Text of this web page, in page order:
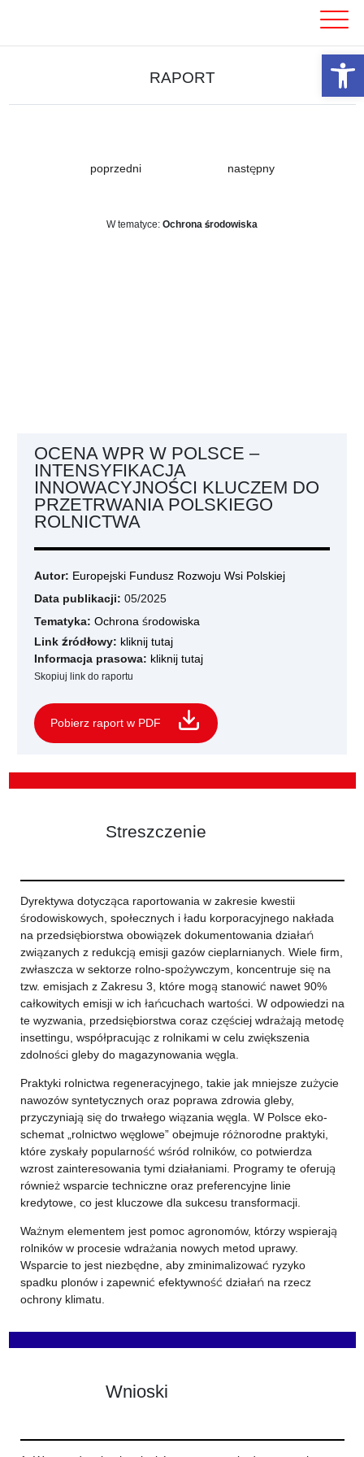
RAPORT
poprzedni następny
W tematyce: Ochrona środowiska
OCENA WPR W POLSCE –
INTENSYFIKACJA
INNOWACYJNOŚCI KLUCZEM DO
PRZETRWANIA POLSKIEGO
ROLNICTWA
Autor: Europejski Fundusz Rozwoju Wsi Polskiej
Data publikacji: 05/2025
Tematyka: Ochrona środowiska
Link źródłowy: kliknij tutaj
Informacja prasowa: kliknij tutaj
Skopiuj link do raportu
Pobierz raport w PDF
Streszczenie
Dyrektywa dotycząca raportowania w zakresie kwestii
środowiskowych, społecznych i ładu korporacyjnego nakłada
na przedsiębiorstwa obowiązek dokumentowania działań
związanych z redukcją emisji gazów cieplarnianych. Wiele firm,
zwłaszcza w sektorze rolno-spożywczym, koncentruje się na
tzw. emisjach z Zakresu 3, które mogą stanowić nawet 90%
całkowitych emisji w ich łańcuchach wartości. W odpowiedzi na
te wyzwania, przedsiębiorstwa coraz częściej wdrażają metodę
insettingu, współpracując z rolnikami w celu zwiększenia
zdolności gleby do magazynowania węgla.
Praktyki rolnictwa regeneracyjnego, takie jak mniejsze zużycie
nawozów syntetycznych oraz poprawa zdrowia gleby,
przyczyniają się do trwałego wiązania węgla. W Polsce eko-
schemat „rolnictwo węglowe” obejmuje różnorodne praktyki,
które zyskały popularność wśród rolników, co potwierdza
wzrost zainteresowania tymi działaniami. Programy te oferują
również wsparcie techniczne oraz preferencyjne linie
kredytowe, co jest kluczowe dla sukcesu transformacji.
Ważnym elementem jest pomoc agronomów, którzy wspierają
rolników w procesie wdrażania nowych metod uprawy.
Wsparcie to jest niezbędne, aby zminimalizować ryzyko
spadku plonów i zapewnić efektywność działań na rzecz
ochrony klimatu.
Wnioski